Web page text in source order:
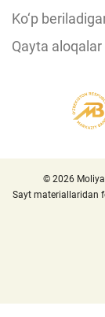
Ko‘p
Qayta aloqalar
© 2026
Sayt materiallaridan